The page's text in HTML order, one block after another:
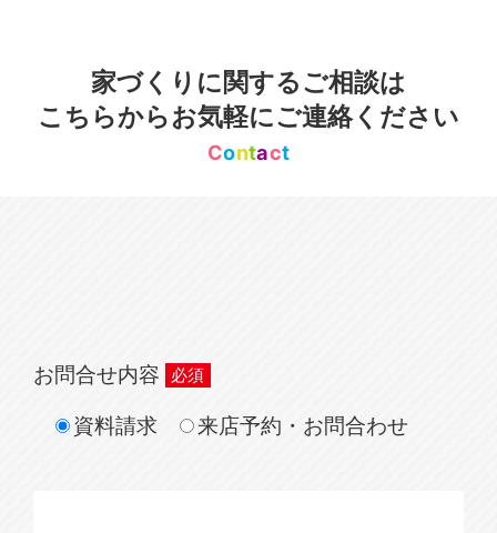
家づくりに関するご相談は
こちらからお気軽にご連絡ください
Contact
お問合せ内容
資料請求
来店予約・お問合わせ